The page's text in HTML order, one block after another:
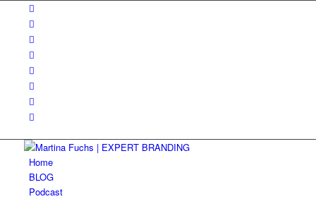
Home
BLOG
Podcast